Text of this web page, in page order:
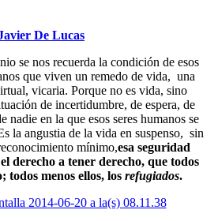
De Lucas
se nos recuerda la condición de esos
que viven un remedo de vida, una
vicaria. Porque no es vida, sino
de incertidumbre, de espera, de
nadie en la que esos seres humanos se
la angustia de la vida en suspenso, sin
mínimo,esa seguridad
derecho a tener derecho, que todos
todos menos ellos, los refugiados.